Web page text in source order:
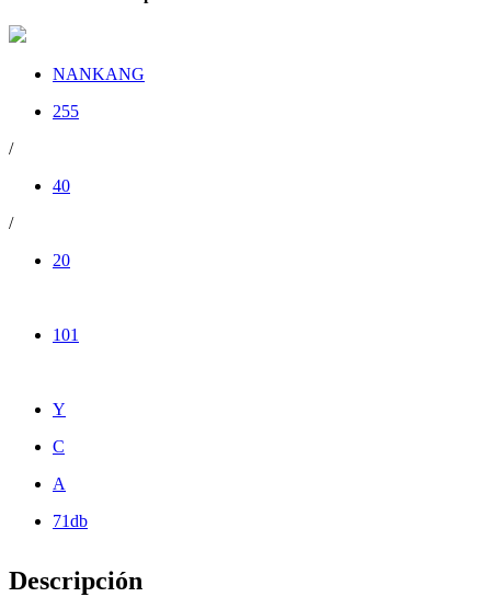
NANKANG
255
/
40
/
20
101
Y
C
A
71db
Descripción